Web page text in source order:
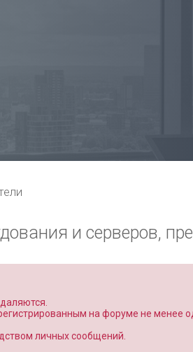
и серверов,
на форуме не менее
личных сообщений.